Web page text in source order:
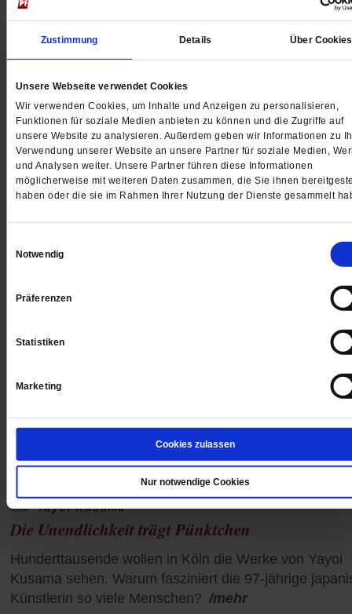
Zustimmung Details Über Cookies
Unsere Webseite verwendet Cookies
Wir verwenden Cookies, um Inhalte und Anzeigen zu personalisieren,
Funktionen für soziale Medien anbieten zu können und die Zugriffe auf
unsere Website zu analysieren. Außerdem geben wir Informationen zu
Verwendung unserer Website an unsere Partner für soziale Medien,
und Analysen weiter. Unsere Partner führen diese Informationen
möglicherweise mit weiteren Daten zusammen, die Sie ihnen
haben oder die sie im Rahmen Ihrer Nutzung der Dienste gesammelt
Notwendig
Präferenzen
Statistiken
Marketing
Cookies zulassen
Nur notwendige Cookies
Ferienaktion
Freier Eintritt im Freibad in den Ferien
Im hessischen Schwalmstadt spendiert ein Bürger
und Jugendlichen den Schwimmbadbesuch während
Sommerferien. /mehr
Yayoi Kusama
Die Unendlichkeit trägt Pünktchen
Hunderttausende wollen in Köln die Werke von Yayoi
Kusama sehen. Warum fasziniert die 97-jährige
Künstlerin so viele Menschen? /mehr